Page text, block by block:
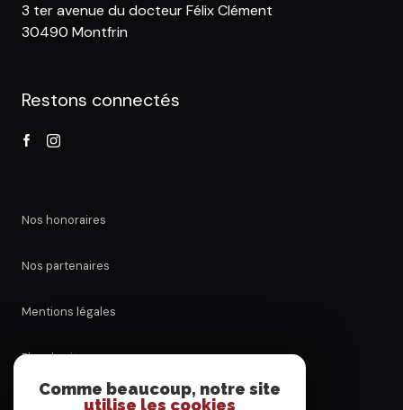
3 ter avenue du docteur Félix Clément
30490 Montfrin
Restons connectés
Nos honoraires
Nos partenaires
Mentions légales
Plan du site
Comme beaucoup, notre site
utilise les cookies